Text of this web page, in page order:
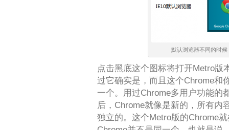
默认浏览器不同的时
点击黑底这个图标将打开Metro版
过它确实是，而且这个Chrome和
一个。用过Chrome多用户功能的
后，Chrome就像是新的，所有内
独立的。这个Metro版的Chrome